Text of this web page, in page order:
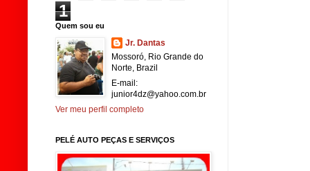
1
Quem sou eu
Jr. Dantas
Mossoró, Rio Grande do
Norte, Brazil
E-mail:
junior4dz@yahoo.com.br
Ver meu perfil completo
PELÉ AUTO PEÇAS E SERVIÇOS